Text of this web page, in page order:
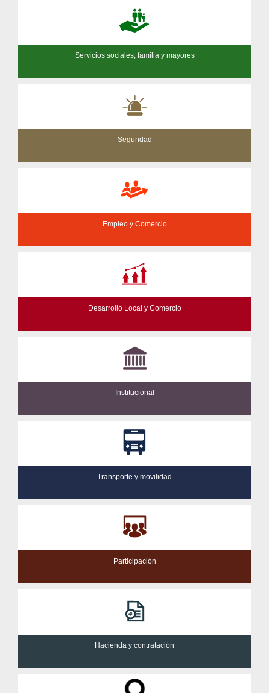
Servicios sociales, familia y mayores
Seguridad
Empleo y Comercio
Desarrollo Local y Comercio
Institucional
Transporte y movilidad
Participación
Hacienda y contratación